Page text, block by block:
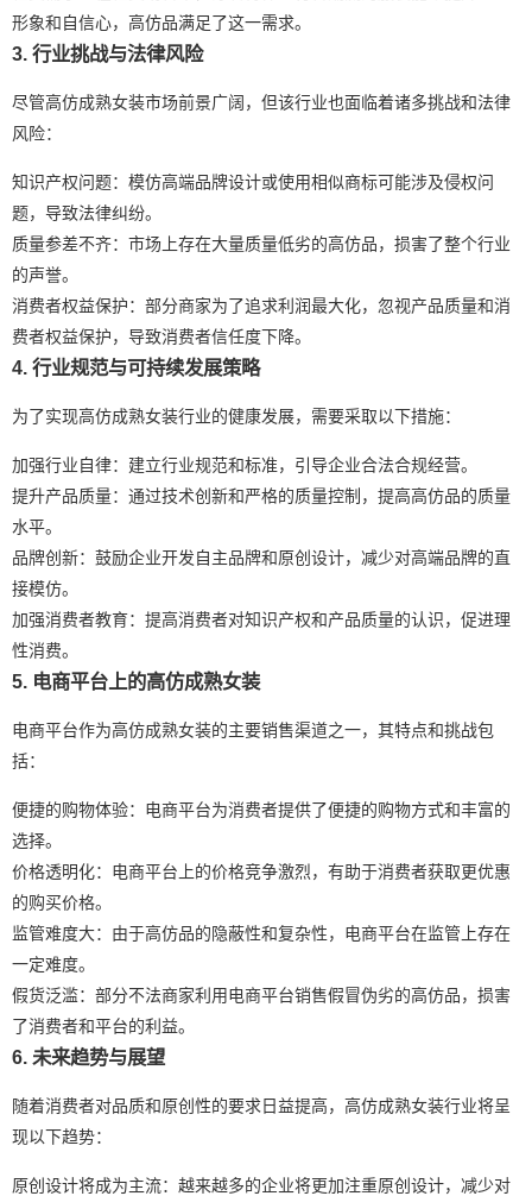
形象和自信心，高仿品满足了这一需求。
3. 行业挑战与法律风险
尽管高仿成熟女装市场前景广阔，但该行业也面临着诸多挑战和法律
风险：
知识产权问题：模仿高端品牌设计或使用相似商标可能涉及侵权问
题，导致法律纠纷。
质量参差不齐：市场上存在大量质量低劣的高仿品，损害了整个行业
的声誉。
消费者权益保护：部分商家为了追求利润最大化，忽视产品质量和消
费者权益保护，导致消费者信任度下降。
4. 行业规范与可持续发展策略
为了实现高仿成熟女装行业的健康发展，需要采取以下措施：
加强行业自律：建立行业规范和标准，引导企业合法合规经营。
提升产品质量：通过技术创新和严格的质量控制，提高高仿品的质量
水平。
品牌创新：鼓励企业开发自主品牌和原创设计，减少对高端品牌的直
接模仿。
加强消费者教育：提高消费者对知识产权和产品质量的认识，促进理
性消费。
5. 电商平台上的高仿成熟女装
电商平台作为高仿成熟女装的主要销售渠道之一，其特点和挑战包
括：
便捷的购物体验：电商平台为消费者提供了便捷的购物方式和丰富的
选择。
价格透明化：电商平台上的价格竞争激烈，有助于消费者获取更优惠
的购买价格。
监管难度大：由于高仿品的隐蔽性和复杂性，电商平台在监管上存在
一定难度。
假货泛滥：部分不法商家利用电商平台销售假冒伪劣的高仿品，损害
了消费者和平台的利益。
6. 未来趋势与展望
随着消费者对品质和原创性的要求日益提高，高仿成熟女装行业将呈
现以下趋势：
原创设计将成为主流：越来越多的企业将更加注重原创设计，减少对